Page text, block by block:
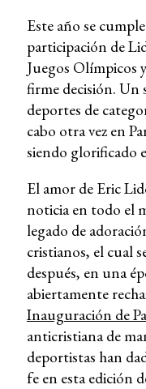
Este año se
participación de
Juegos Olímpicos
firme decisión. Un
deportes de
cabo otra vez en
siendo glorificado
El amor de Eric
noticia en todo el
legado de
cristianos, el cual
después, en una
abiertamente
Inauguración de
anticristiana de
deportistas han
fe en esta edición